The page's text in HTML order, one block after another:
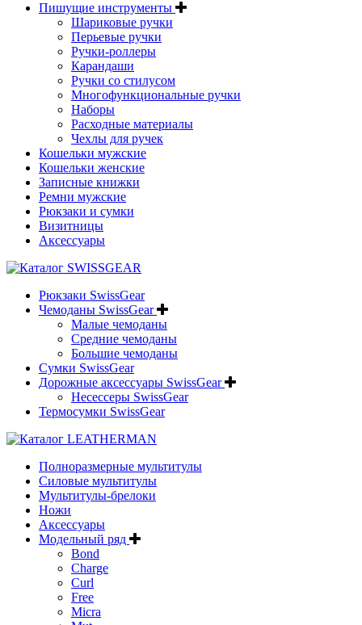
Пишущие инструменты
Шариковые ручки
Перьевые ручки
Ручки-роллеры
Карандаши
Ручки со стилусом
Многофункциональные ручки
Наборы
Расходные материалы
Чехлы для ручек
Кошельки мужские
Кошельки женские
Записные книжки
Ремни мужские
Рюкзаки и сумки
Визитницы
Аксессуары
Рюкзаки SwissGear
Чемоданы SwissGear
Малые чемоданы
Средние чемоданы
Большие чемоданы
Сумки SwissGear
Дорожные аксессуары SwissGear
Несессеры SwissGear
Термосумки SwissGear
Полноразмерные мультитулы
Силовые мультитулы
Мультитулы-брелоки
Ножи
Аксессуары
Модельный ряд
Bond
Charge
Curl
Free
Micra